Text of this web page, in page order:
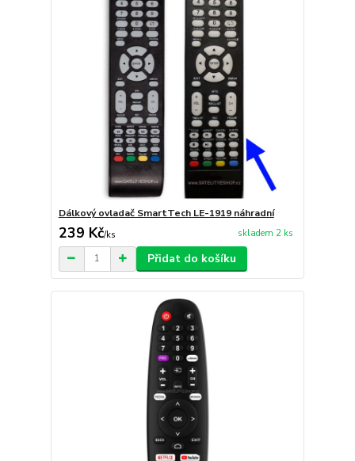
Dálkový ovladač SmartTech LE-1919 náhradní
239 Kč/ks skladem 2 ks
Přidat do košíku